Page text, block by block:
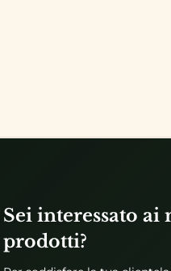
Sei interessato ai
prodotti?